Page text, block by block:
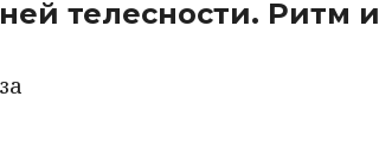
телесности. Ритм и